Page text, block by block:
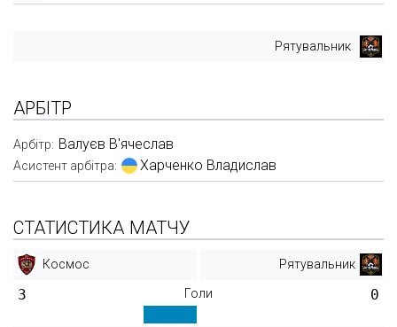
Рятувальник
АРБІТР
Арбітр: Валуєв В'ячеслав
Асистент арбітра: Харченко Владислав
СТАТИСТИКА МАТЧУ
Космос Рятувальник
3 Голи 0